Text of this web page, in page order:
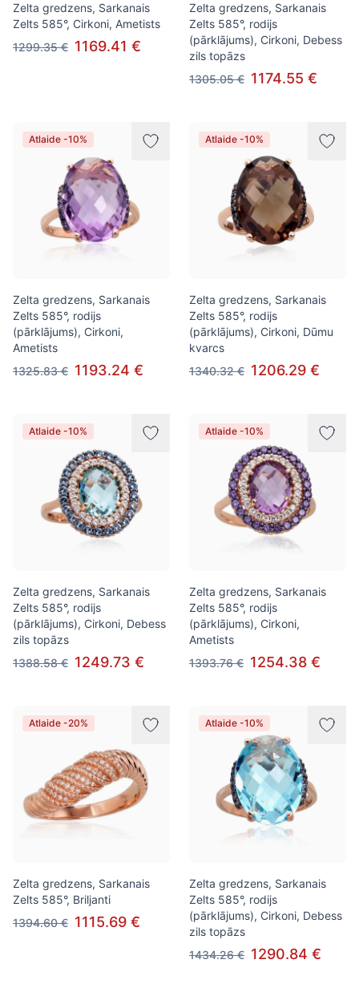
Zelta gredzens, Sarkanais
Zelts 585°, Cirkoni, Ametists
1299.35 € 1169.41 €
Zelta gredzens, Sarkanais
Zelts 585°, rodijs
(pārklājums), Cirkoni, Debess
zils topāzs
1305.05 € 1174.55 €
Atlaide -10%
Zelta gredzens, Sarkanais
Zelts 585°, rodijs
(pārklājums), Cirkoni,
Ametists
1325.83 € 1193.24 €
Atlaide -10%
Zelta gredzens, Sarkanais
Zelts 585°, rodijs
(pārklājums), Cirkoni, Dūmu
kvarcs
1340.32 € 1206.29 €
Atlaide -10%
Zelta gredzens, Sarkanais
Zelts 585°, rodijs
(pārklājums), Cirkoni, Debess
zils topāzs
1388.58 € 1249.73 €
Atlaide -10%
Zelta gredzens, Sarkanais
Zelts 585°, rodijs
(pārklājums), Cirkoni,
Ametists
1393.76 € 1254.38 €
Atlaide -20%
Zelta gredzens, Sarkanais
Zelts 585°, Briljanti
1394.60 € 1115.69 €
Atlaide -10%
Zelta gredzens, Sarkanais
Zelts 585°, rodijs
(pārklājums), Cirkoni, Debess
zils topāzs
1434.26 € 1290.84 €